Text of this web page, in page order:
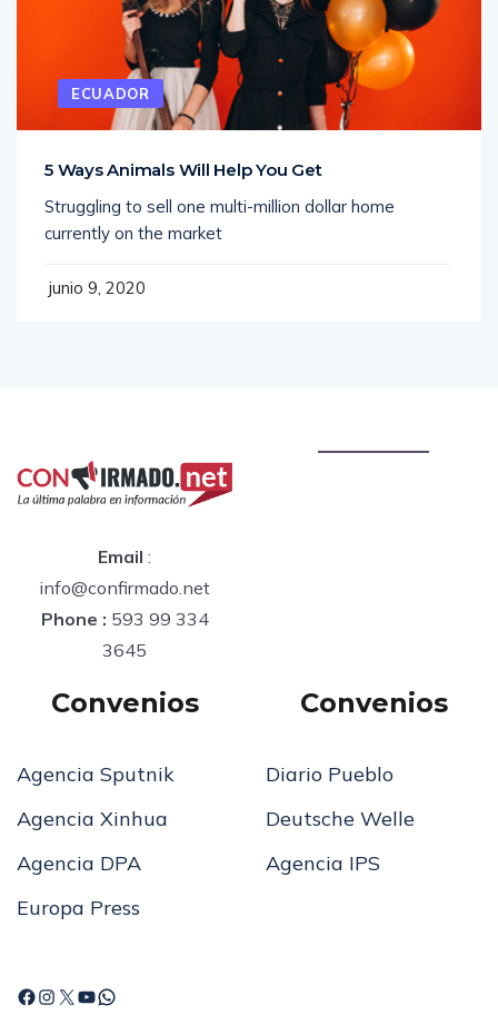
ECUADOR
5 Ways Animals Will Help You Get
Struggling to sell one multi-million dollar home
currently on the market
junio 9, 2020
Email :
info@confirmado.net
Phone : 593 99 334
3645
Convenios
Agencia Sputnik
Agencia Xinhua
Agencia DPA
Europa Press
Convenios
Diario Pueblo
Deutsche Welle
Agencia IPS